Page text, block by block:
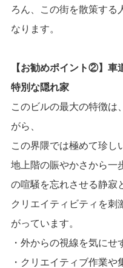
ろん、この街を散策する
なります。
【お勧めポイント②】車
特別な隠れ家
このビルの最大の特徴は
がら、
この界隈では極めて珍し
地上階の賑やかさから一
の喧騒を忘れさせる静寂
クリエイティビティを刺
がっています。
・外からの視線を気に
・クリエイティブ作業